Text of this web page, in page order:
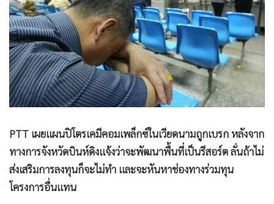
• Infographic
• การเมือง
• ท่องเที่ยว
• กีฬา
• ต่างประเทศ
• Special Scoop
• จีน
• ชุมชน-คุณภาพชีวิต
•
อาชญากรรม
PTT เผยแผนปิโตรเคมีคอมเพล็กซ์ในเวียดนามถูกเบรก หลังจาก
ทางการจังหวัดบินห์ดิงแจ้งว่าจะพัฒนาพื้นที่เป็นรีสอร์ต ลั่นถ้าไม่
ส่งเสริมการลงทุนก็จะไม่ทำ และจะหันหาช่องทางร่วมทุน
โครงการอื่นแทน